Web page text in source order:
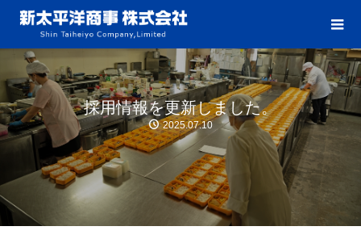
採用情報を更新しました。
2025.07.10